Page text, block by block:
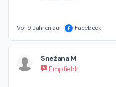
Vor 9 Jahren auf Facebook
Snežana M
Empfiehlt